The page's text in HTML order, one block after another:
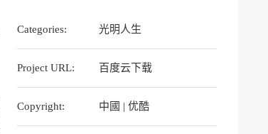
Categories: 光明人生
Project URL: 百度云下载
Copyright: 中國 | 优酷